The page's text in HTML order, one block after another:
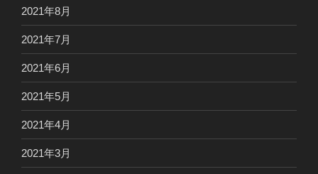
2021年8月
2021年7月
2021年6月
2021年5月
2021年4月
2021年3月